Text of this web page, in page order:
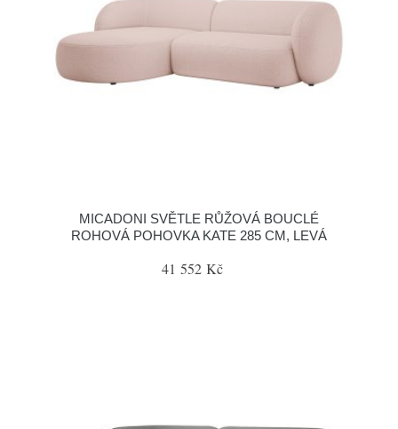
MICADONI SVĚTLE RŮŽOVÁ BOUCLÉ
ROHOVÁ POHOVKA KATE 285 CM, LEVÁ
41 552 Kč